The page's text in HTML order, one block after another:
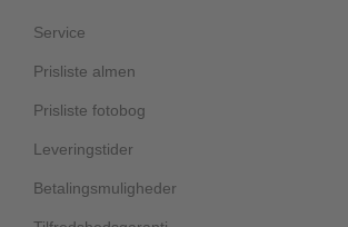
Partnerskaber
Bæredygtighed
Velgørenhed
Service
Prisliste almen
Prisliste fotobog
Leveringstider
Betalingsmuligheder